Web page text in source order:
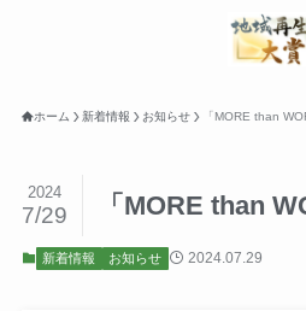
ホーム 新着情報 お知らせ 「MORE than
「MORE than
2024
7/29
新着情報 お知らせ 2024.07.29